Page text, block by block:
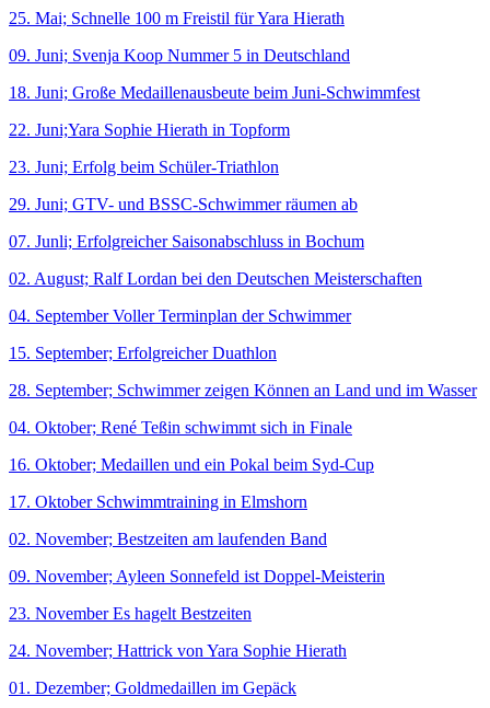
25. Mai; Schnelle 100 m Freistil für Yara Hierath
09. Juni; Svenja Koop Nummer 5 in Deutschland
18. Juni; Große Medaillenausbeute beim Juni-Schwimmfest
22. Juni;Yara Sophie Hierath in Topform
23. Juni; Erfolg beim Schüler-Triathlon
29. Juni; GTV- und BSSC-Schwimmer räumen ab
07. Junli; Erfolgreicher Saisonabschluss in Bochum
02. August; Ralf Lordan bei den Deutschen Meisterschaften
04. September Voller Terminplan der Schwimmer
15. September; Erfolgreicher Duathlon
28. September; Schwimmer zeigen Können an Land und im Wasser
04. Oktober; René Teßin schwimmt sich in Finale
16. Oktober; Medaillen und ein Pokal beim Syd-Cup
17. Oktober Schwimmtraining in Elmshorn
02. November; Bestzeiten am laufenden Band
09. November; Ayleen Sonnefeld ist Doppel-Meisterin
23. November Es hagelt Bestzeiten
24. November; Hattrick von Yara Sophie Hierath
01. Dezember; Goldmedaillen im Gepäck